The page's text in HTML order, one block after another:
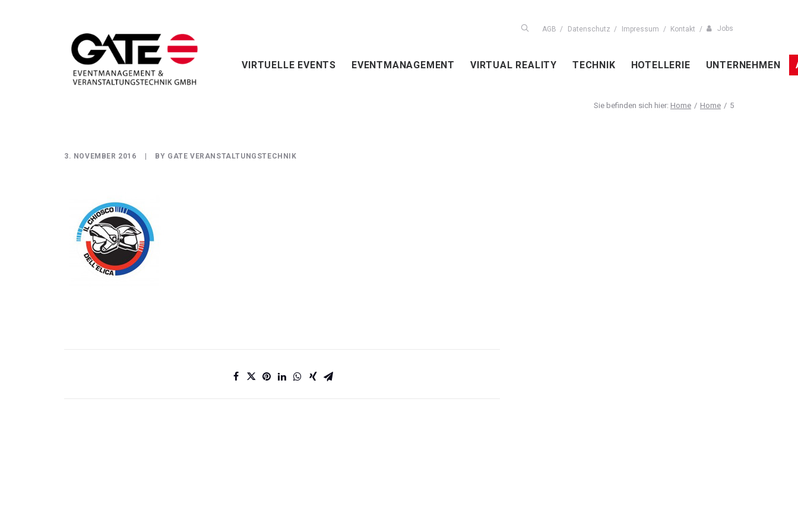
AGB Datenschutz Impressum Kontakt Jobs
VIRTUELLE EVENTS EVENTMANAGEMENT VIRTUAL REALITY TECHNIK HOTELLERIE UNTERNEHMEN
Home Home 5
3. NOVEMBER 2016 BY GATE VERANSTALTUNGSTECHNIK